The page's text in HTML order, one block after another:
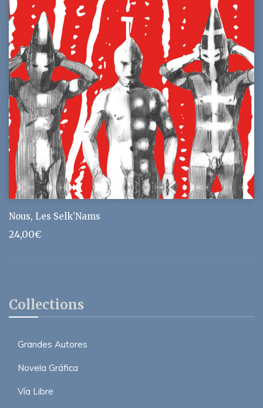
Collections
Grandes Autores
Novela Gráfica
Vía Libre
Nous, Les Selk’Nams
24,00€